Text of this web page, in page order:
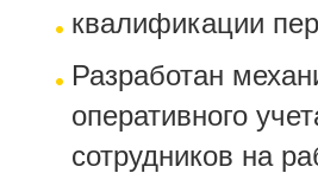
квалификации
Разработан
оперативного
сотрудников на